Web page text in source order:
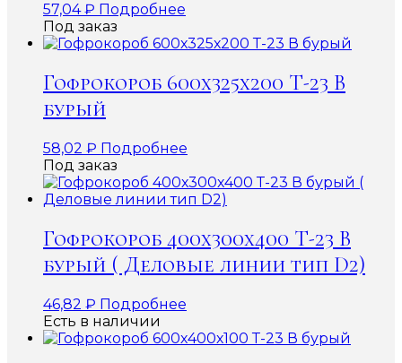
57,04₽ Подробнее
Под заказ
Гофрокороб 600х325х200 Т-23 В
бурый
58,02 ₽ Подробнее
Под заказ
Гофрокороб 400х300х400 Т-23 В
бурый ( Деловые линии тип D2)
46,82 ₽ Подробнее
Есть в наличии